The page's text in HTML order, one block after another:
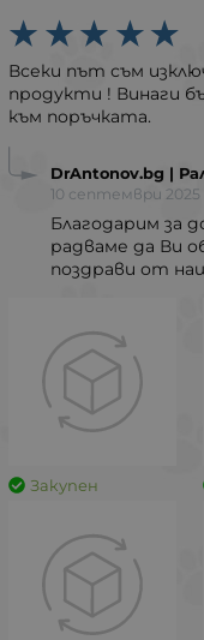
Всеки път съм
продукти ! Винаги
към поръчката.
DrAntonov.bg |
10 септември 2025
Благодарим за
радваме да Ви
поздрави от
Закупен